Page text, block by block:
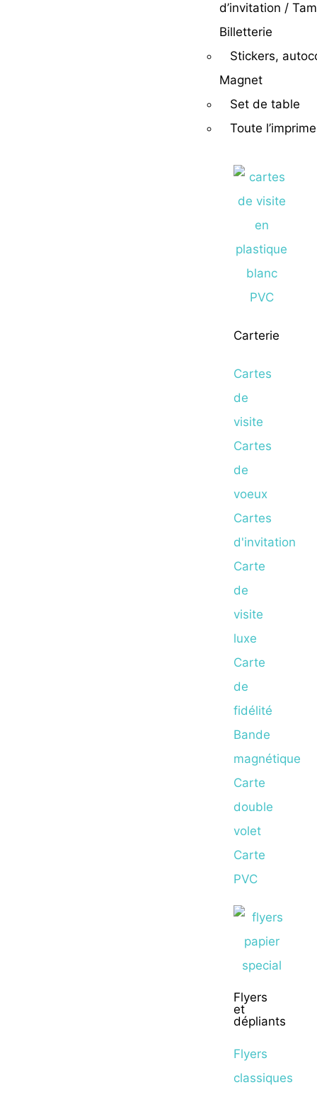
d’invitation /
Billetterie
Stickers,
Magnet
Set de table
Toute
Carterie
Cartes
de
visite
Cartes
de
voeux
Cartes
d'invitation
Carte
de
visite
luxe
Carte
de
fidélité
Bande
magnétique
Carte
double
volet
Carte
PVC
Flyers
et
dépliants
Flyers
classiques